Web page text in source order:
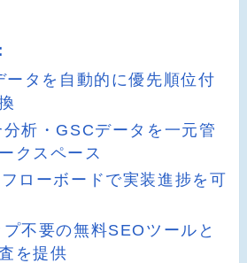
ータを自動的に優先順位付
析・GSCデータを一元管
クスペース
ローボードで実装進捗を可
不要の無料SEOツールと
を提供